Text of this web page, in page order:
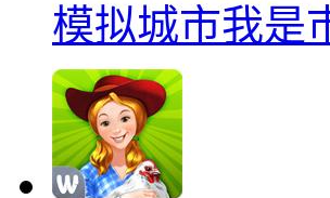
模拟城市我是